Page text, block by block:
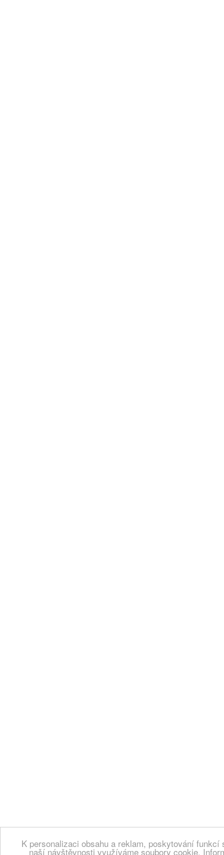
K personalizaci obsahu a reklam, poskytování
naší návštěvnosti využíváme soubory cookie.